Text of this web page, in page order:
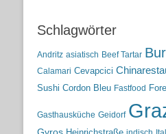
Schlagwörter
Andritz asiatisch Beef Tartar
Calamari Cevapcici
Sushi Cordon Bleu Fastfood
Gasthausküche Geidorf